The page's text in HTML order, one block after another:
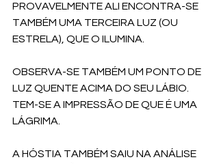
PROVAVELMENTE ALI ENCONTRA-SE
TAMBÉM UMA TERCEIRA LUZ (OU
ESTRELA), QUE O ILUMINA.
OBSERVA-SE TAMBÉM UM PONTO DE
LUZ QUENTE ACIMA DO SEU LÁBIO.
TEM-SE A IMPRESSÃO DE QUE É UMA
LÁGRIMA.
A HÓSTIA TAMBÉM SAIU NA ANÁLISE